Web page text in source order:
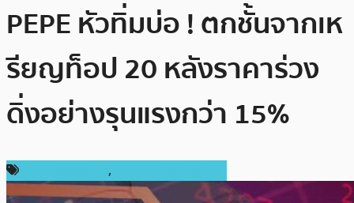
PEPE หัวทิ่มบ่อ ! ตกชั้นจากเห
รียญท็อป 20 หลังราคาร่วง
ดิ่งอย่างรุนแรงกว่า 15%
,